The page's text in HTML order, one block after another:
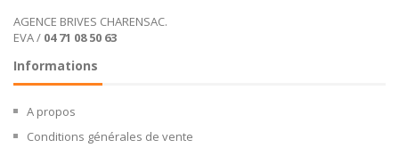
AGENCE BRIVES CHARENSAC.
EVA / 04 71 08 50 63
Informations
A propos
Conditions générales de vente